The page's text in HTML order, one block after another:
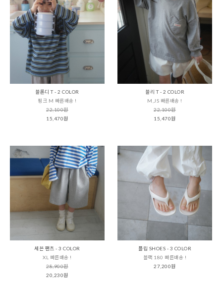
블론디 T - 2 COLOR
핑크 M 빠른배송 !
22,100원
15,470원
블리 T - 2 COLOR
M,JS 빠른배송 !
22,100원
15,470원
세븐 팬츠 - 3 COLOR
XL 빠른배송 !
28,900원
20,230원
플립 SHOES - 3 COLOR
블랙 180 빠른배송 !
27,200원